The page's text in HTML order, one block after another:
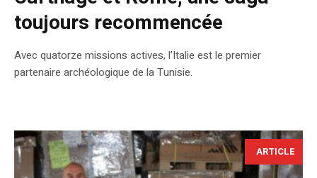
toujours recommencée
Avec quatorze missions actives, l’Italie est le premier
partenaire archéologique de la Tunisie.
ARTICLE